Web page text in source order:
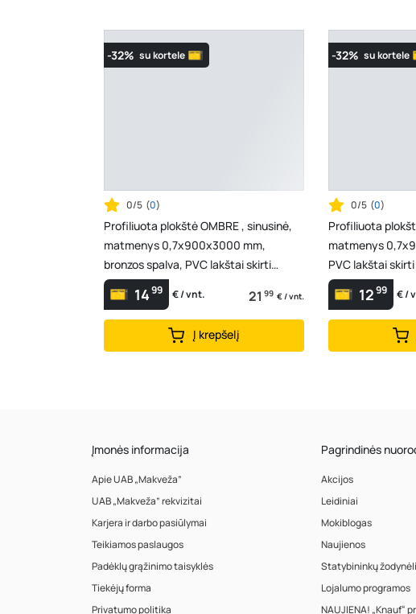
-32% su kortele
0/5 (0)
Profiliuota plokštė OMBRE , sinusinė,
matmenys 0,7x900x3000 mm,
bronzos spalva, PVC lakštai skirti
pastogėms, terasoms
1499 € / vnt. 21 99 € / vnt.
Į krepšelį
-32% su kortele
0/5 (0)
Profiliuota
matmenys
PVC lakštai
terasoms,
1299 € /
Įmonės informacija
Apie UAB „Makveža”
UAB „Makveža” rekvizitai
Karjera ir darbo pasiūlymai
Teikiamos paslaugos
Padėklų grąžinimo taisyklės
Tiekėjų forma
Privatumo politika
Pagrindinės
Akcijos
Leidiniai
Mokiblogas
Naujienos
Statybininkų
Lojalumo programos
NAUJIENA! „Knauf“